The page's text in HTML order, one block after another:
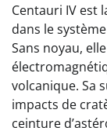
Centauri IV est
dans le
Sans noyau,
volcanique. Sa
impacts de
ceinture